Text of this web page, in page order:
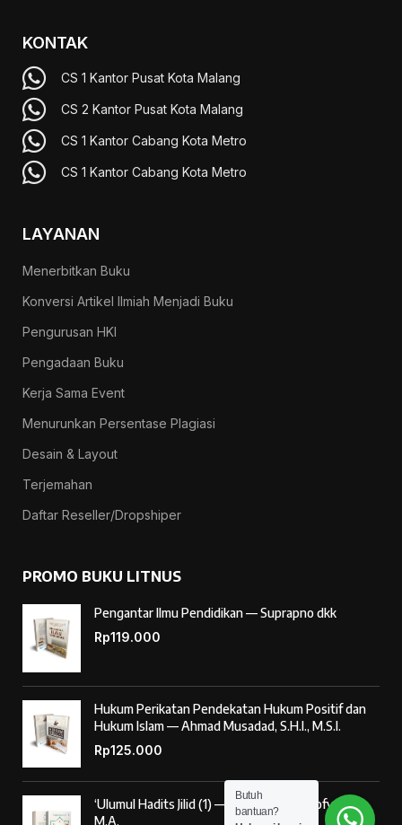
KONTAK
CS 1 Kantor Pusat Kota Malang
CS 2 Kantor Pusat Kota Malang
CS 1 Kantor Cabang Kota Metro
CS 1 Kantor Cabang Kota Metro
LAYANAN
Menerbitkan Buku
Konversi Artikel Ilmiah Menjadi Buku
Pengurusan HKI
Pengadaan Buku
Kerja Sama Event
Menurunkan Persentase Plagiasi
Desain & Layout
Terjemahan
Daftar Reseller/Dropshiper
PROMO BUKU LITNUS
Pengantar Ilmu Pendidikan — Suprapno dkk
Rp119.000
Hukum Perikatan Pendekatan Hukum Positif dan
Hukum Islam — Ahmad Musadad, S.H.I., M.S.I.
Rp125.000
‘Ulumul Hadits Jilid (1) — Dr. Nur Baety Sofyan, Lc.,
M.A.
Butuh
bantuan?